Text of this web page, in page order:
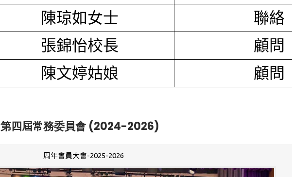
陳琼如女士
聯絡
張錦怡校長
顧問
陳文婷姑娘 顧問
第四屆常務委員會 (2024-2026)
周年會員大會-2025-2026